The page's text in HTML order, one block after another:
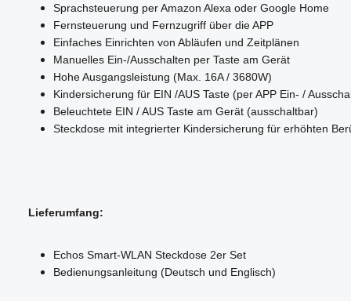
Sprachsteuerung per Amazon Alexa oder Google Home
Fernsteuerung und Fernzugriff über die APP
Einfaches Einrichten von Abläufen und Zeitplänen
Manuelles Ein-/Ausschalten per Taste am Gerät
Hohe Ausgangsleistung (Max. 16A / 3680W)
Kindersicherung für EIN /AUS Taste (per APP Ein- /
Beleuchtete EIN / AUS Taste am Gerät (ausschaltbar)
Steckdose mit integrierter Kindersicherung für erhöhten
Lieferumfang:
Echos Smart-WLAN Steckdose 2er Set
Bedienungsanleitung (Deutsch und Englisch)